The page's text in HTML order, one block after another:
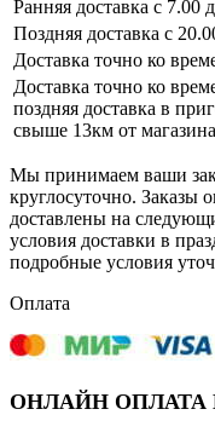
Ранняя доставка с 7.00
Поздняя доставка с
Доставка точно ко
Доставка точно ко
поздняя доставка в
свыше 13км от
Мы принимаем ваши
круглосуточно. Заказы
доставлены на
условия доставки в
подробные условия
Оплата
ОНЛАЙН ОПЛАТА